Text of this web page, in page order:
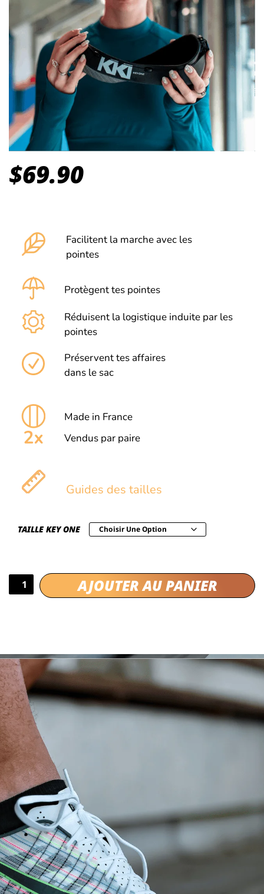
$69.90
Facilitent la marche avec les
pointes
Protègent tes pointes
Réduisent la logistique induite par les
pointes
Préservent tes affaires
dans le sac
Made in France
Vendus par paire
Guides des tailles
TAILLE KEY ONE
AJOUTER AU PANIER